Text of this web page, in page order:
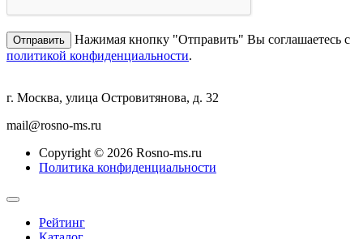
Нажимая кнопку "Отправить" Вы соглашаетесь с
политикой конфиденциальности.
г. Москва, улица Островитянова, д. 32
mail@rosno-ms.ru
Copyright © 2026 Rosno-ms.ru
Политика конфиденциальности
Рейтинг